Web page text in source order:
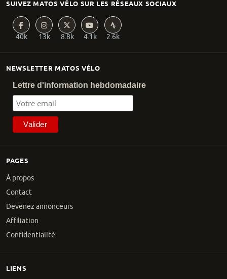
PAGES
À propos
Contact
Devenez annonceurs
Affiliation
Confidentialité
NEWSLETTER MATOS VÉLO
Lettre d'information hebdomadaire
SUIVEZ MATOS VÉLO SUR LES RÉSEAUX SOCIAUX
40k 13k 8.8k 4.1k 2.6k
LIENS